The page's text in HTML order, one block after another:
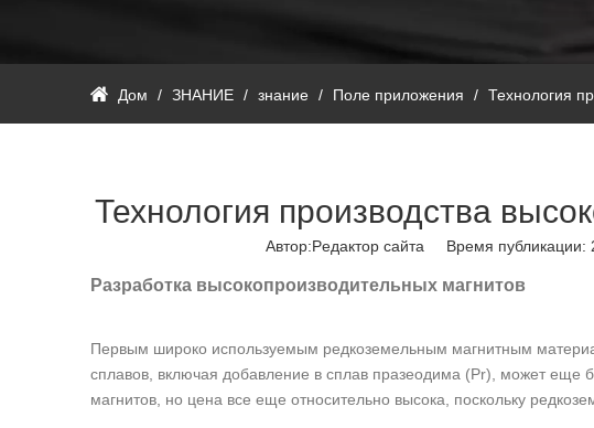
Дом / ЗНАНИЕ / знание / Поле приложения / Технология
Технология производства
Автор:Pедактор сайта Время
Разработка высокопроизводительных магнитов
Первым широко используемым редкоземельным магнитным
сплавов, включая добавление в сплав празеодима (Pr), может еще
магнитов, но цена все еще относительно высока, поскольку